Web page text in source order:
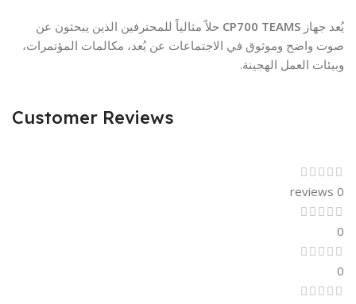
يُعد جهاز CP700 TEAMS حلاً مثالياً للمحترفين الذين يبحثون عن
صوت واضح وموثوق في الاجتماعات عن بُعد، مكالمات المؤتمرات،
وبيئات العمل الهجينة.
Customer Reviews
0 reviews
0
0